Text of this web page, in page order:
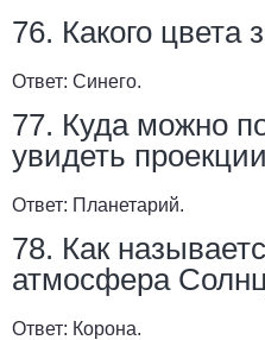
76. Какого цвета
Ответ: Синего.
77. Куда можно
увидеть
Ответ: Планетарий.
78. Как
атмосфера
Ответ: Корона.